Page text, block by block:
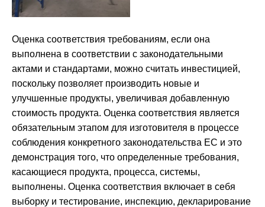
Оценка соответствия требованиям, если она
выполнена в соответствии с законодательными
актами и стандартами, можно считать инвестицией,
поскольку позволяет производить новые и
улучшенные продукты, увеличивая добавленную
стоимость продукта. Оценка соответствия является
обязательным этапом для изготовителя в процессе
соблюдения конкретного законодательства ЕС и это
демонстрация того, что определенные требования,
касающиеся продукта, процесса, системы,
выполнены. Оценка соответствия включает в себя
выборку и тестирование, инспекцию, декларирование